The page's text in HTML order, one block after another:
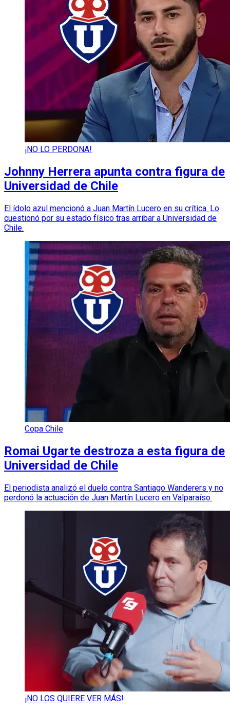
¡NO LO PERDONA!
Johnny Herrera apunta contra figura de
Universidad de Chile
El ídolo azul mencionó a Juan Martín Lucero en su crítica. Lo
cuestionó por su estado físico tras arribar a Universidad de
Chile.
Copa Chile
Romai Ugarte destroza a esta figura de
Universidad de Chile
El periodista analizó el duelo contra Santiago Wanderers y no
perdonó la actuación de Juan Martín Lucero en Valparaíso.
¡NO LOS QUIERE VER MÁS!